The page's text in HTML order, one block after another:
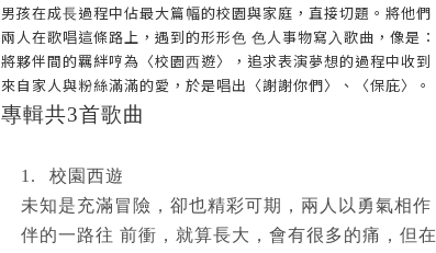
男孩在成⻑過程中佔最⼤篇幅的校園與家庭，直接切題。將他們
兩⼈在歌唱這條路上，遇到的形形⾊ ⾊⼈事物寫⼊歌曲，像是：
將夥伴間的羈絆哼為〈校園⻄遊〉，追求表演夢想的過程中收到
來⾃家⼈與粉絲滿滿的愛，於是唱出〈謝謝你們〉、〈保庇〉。
專輯共3首歌曲
1.
校園西遊
未知是充滿冒險，卻也精彩可期，兩⼈以勇氣相作
伴的⼀路往 前衝，就算⻑⼤，會有很多的痛，但在